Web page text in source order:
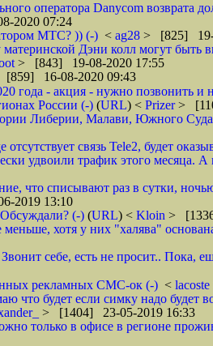
оператора Danycom возврата
2020 07:24
МТС? )) (-) < ag28 > [825] 19-
Дэни колл могут быть
> [843] 19-08-2020 17:55
16-08-2020 09:43
года - акция - нужно позвонить и
России (-) (URL) < Prizer>
Либерии, Малави, Южного
отсутствует связь Tele2, будет
удвоили трафик этого
что списывают раз в сутки,
2019 13:10
(-) (URL) < Kloin >
хотя у них "халява"
себе, есть не просит.. Пока,
рекламных СМС-ок (-) < lacoste
что будет если симку надо будет
> [1404] 23-05-2019 16:33
только в офисе в регионе